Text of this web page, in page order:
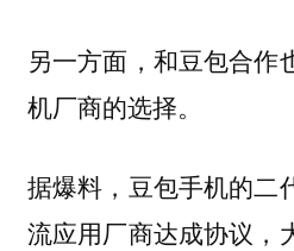
另一方面，和豆包合作
机厂商的选择。
据爆料，豆包手机的二
流应用厂商达成协议，